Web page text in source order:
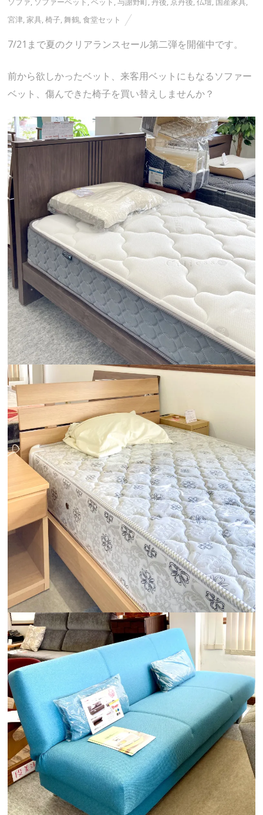
宮津,家具,椅子,舞鶴,食堂セット
7/21まで夏のクリアランスセール第二弾を開催中です。
前から欲しかったベット、来客用ベットにもなるソファー
ベット、傷んできた椅子を買い替えしませんか？